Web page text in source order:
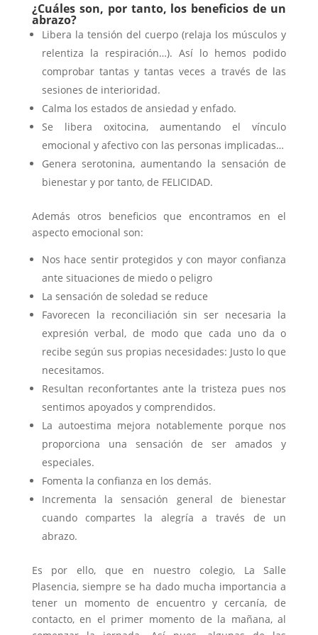
¿Cuáles son, por tanto, los beneficios de un
abrazo?
Libera la tensión del cuerpo (relaja los músculos y
relentiza la respiración…). Así lo hemos podido
comprobar tantas y tantas veces a través de las
sesiones de interioridad.
Calma los estados de ansiedad y enfado.
Se libera oxitocina, aumentando el vínculo
emocional y afectivo con las personas implicadas…
Genera serotonina, aumentando la sensación de
bienestar y por tanto, de FELICIDAD.
Además otros beneficios que encontramos en el
aspecto emocional son:
Nos hace sentir protegidos y con mayor confianza
ante situaciones de miedo o peligro
La sensación de soledad se reduce
Favorecen la reconciliación sin ser necesaria la
expresión verbal, de modo que cada uno da o
recibe según sus propias necesidades: Justo lo que
necesitamos.
Resultan reconfortantes ante la tristeza pues nos
sentimos apoyados y comprendidos.
La autoestima mejora notablemente porque nos
proporciona una sensación de ser amados y
especiales.
Fomenta la confianza en los demás.
Incrementa la sensación general de bienestar
cuando compartes la alegría a través de un
abrazo.
Es por ello, que en nuestro colegio, La Salle
Plasencia, siempre se ha dado mucha importancia a
tener un momento de encuentro y cercanía, de
contacto, en el primer momento de la mañana, al